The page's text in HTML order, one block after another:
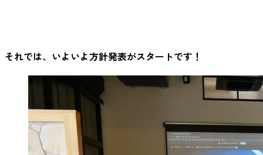
それでは、いよいよ方針発表がスタートです！